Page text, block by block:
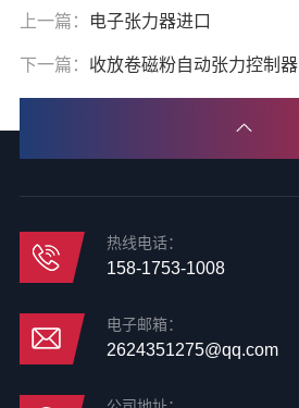
上一篇： 电子张力器进口
下一篇： 收放卷磁粉自动张力控制器
热线电话：
158-1753-1008
电子邮箱：
2624351275@qq.com